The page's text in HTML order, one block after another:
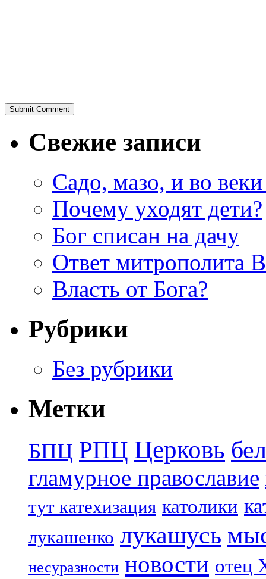
Свежие записи
Садо, мазо, и во веки
Почему уходят дети?
Бог списан на дачу
Ответ митрополита
Власть от Бога?
Рубрики
Без рубрики
Метки
БПЦ РПЦ Церковь
гламурное православие
тут катехизация католики
лукашенко лукашусь
несуразности новости отец